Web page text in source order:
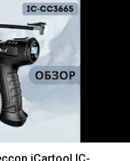
iCartool IC-